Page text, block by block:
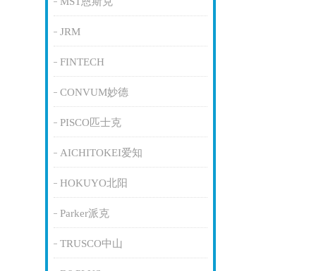
JRM
FINTECH
CONVUM妙德
PISCO匹士克
AICHITOKEI爱知
HOKUYO北阳
Parker派克
TRUSCO中山